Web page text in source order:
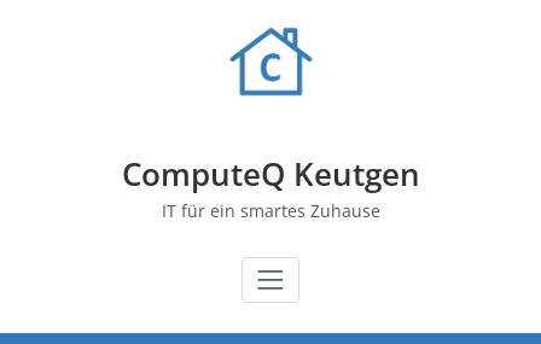
ComputeQ Keutgen
IT für ein smartes Zuhause